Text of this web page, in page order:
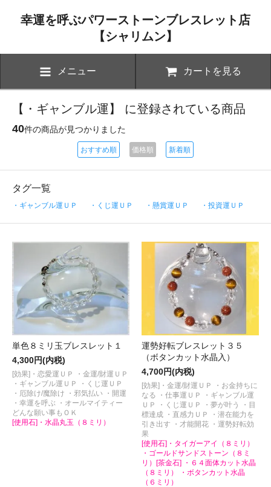
幸運を呼ぶパワーストーンブレスレット店
【シャリムン】
メニュー カートを見る
【・ギャンブル運】 に登録されている商品
40件の商品が見つかりました
おすすめ順 価格順 新着順
タグ一覧
・ギャンブル運ＵＰ ・くじ運ＵＰ ・懸賞運ＵＰ ・投資運ＵＰ
単色８ミリ玉ブレスレット１
4,300円(内税)
[効果]・恋愛運ＵＰ ・金運/財運ＵＰ
・ギャンブル運ＵＰ ・くじ運ＵＰ
・厄除け/魔除け ・邪気払い ・開運
・幸運を呼ぶ ・オールマイティー
どんな願い事もＯＫ
[使用石]・水晶丸玉（８ミリ）
運勢好転ブレスレット３５
（ボタンカット水晶入）
4,700円(内税)
[効果]・金運/財運ＵＰ ・お金持ちに
なる ・仕事運ＵＰ ・ギャンブル運
ＵＰ ・くじ運ＵＰ ・夢が叶う ・目
標達成 ・直感力ＵＰ ・潜在能力を
引き出す ・才能開花 ・運勢好転効
果
[使用石]・タイガーアイ（８ミリ）
・ゴールドサンドストーン（８ミ
リ）[茶金石] ・６４面体カット水晶
（８ミリ） ・ボタンカット水晶
（６ミリ）